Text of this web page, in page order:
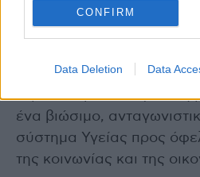
CONFIRM
Data Deletion Data
Με τις τοποθετήσεις της,
του PIF και της
ως πολύτιμων εταίρων της
ένα βιώσιμο,
σύστημα Υγείας προς
της κοινωνίας και της